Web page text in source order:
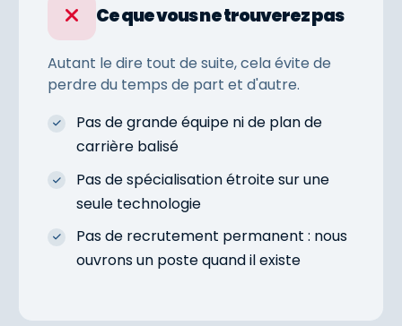
Ce que vous ne trouverez pas
Autant le dire tout de suite, cela évite de
perdre du temps de part et d'autre.
Pas de grande équipe ni de plan de
carrière balisé
Pas de spécialisation étroite sur une
seule technologie
Pas de recrutement permanent : nous
ouvrons un poste quand il existe